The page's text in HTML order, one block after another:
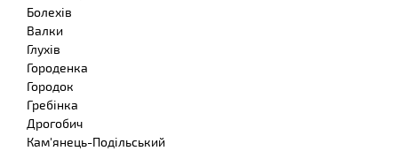
Болехів
Валки
Глухів
Городенка
Городок
Гребінка
Дрогобич
Кам'янець-Подільський